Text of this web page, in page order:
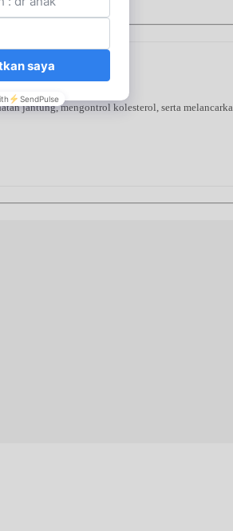
jantung, mengontrol kolesterol, serta